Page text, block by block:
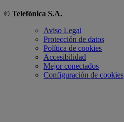
© Telefónica S.A.
Aviso Legal
Protección de datos
Política de cookies
Accesibilidad
Mejor conectados
Configuración de cookies